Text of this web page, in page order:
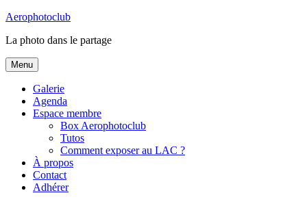
Skip
content
Aerophotoclub
La photo dans le partage
Menu
Galerie
Agenda
Espace membre
Box Aerophotoclub
Tutos
Comment exposer au LAC ?
À propos
Contact
Adhérer